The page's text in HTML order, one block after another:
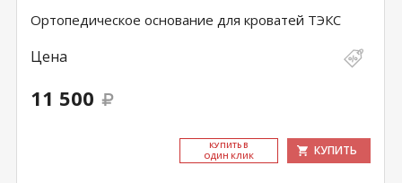
Ортопедическое основание для кроватей ТЭКС
Цена
11 500
КУ­ПИТЬ В
ОДИН КЛИК
КУПИТЬ